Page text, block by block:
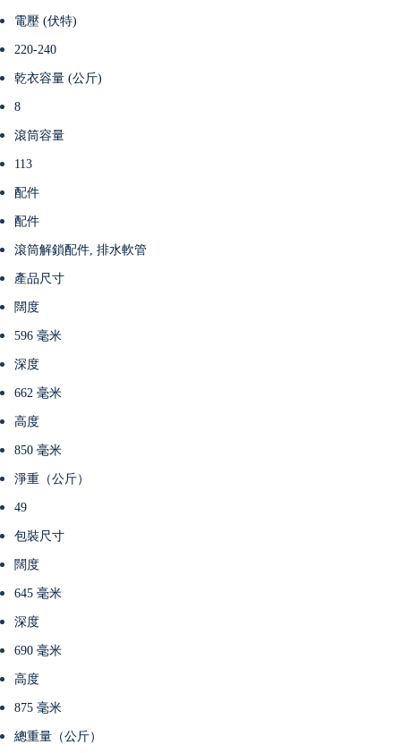
電壓 (伏特)
220-240
乾衣容量 (公斤)
8
滾筒容量
113
配件
配件
滾筒解鎖配件, 排水軟管
產品尺寸
闊度
596 毫米
深度
662 毫米
高度
850 毫米
淨重（公斤）
49
包裝尺寸
闊度
645 毫米
深度
690 毫米
高度
875 毫米
總重量（公斤）